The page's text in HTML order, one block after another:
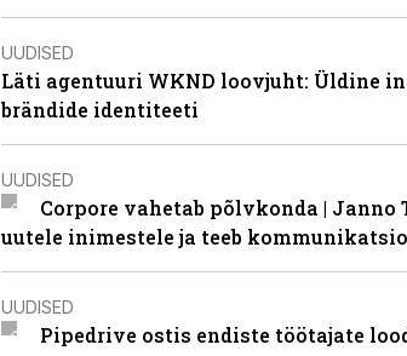
UUDISED
Läti agentuuri WKND loovjuht: Üldine
brändide identiteeti
UUDISED
Corpore vahetab põlvkonda | Janno
uutele inimestele ja teeb
UUDISED
Pipedrive ostis endiste töötajate